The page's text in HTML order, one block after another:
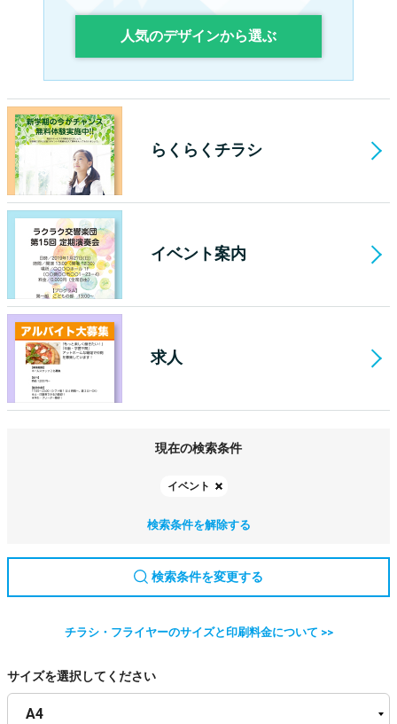
人気のデザインから選ぶ
らくらくチラシ
イベント案内
求人
現在の検索条件
イベント
検索条件を解除する
検索条件を変更する
チラシ・フライヤーのサイズと印刷料金について >>
サイズを選択してください